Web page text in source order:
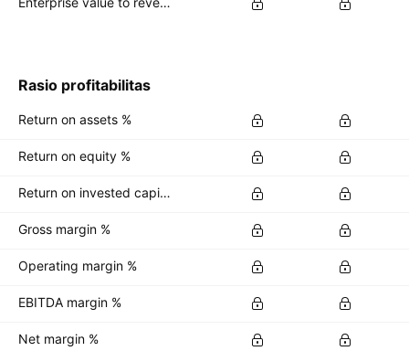
Rasio profitabilitas
Return on assets %
Return on equity %
Return on invested capital %
Gross margin %
Operating margin %
EBITDA margin %
Net margin %